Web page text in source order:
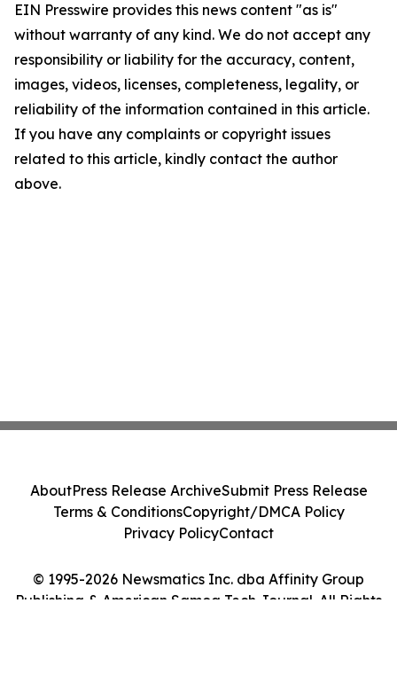
EIN Presswire provides this news content "as is"
without warranty of any kind. We do not accept any
responsibility or liability for the accuracy, content,
images, videos, licenses, completeness, legality, or
reliability of the information contained in this article.
If you have any complaints or copyright issues
related to this article, kindly contact the author
above.
© 1995-2026 Newsmatics Inc. dba Affinity Group
Publishing & American Samoa Tech Journal. All Rights
AboutPress Release ArchiveSubmit Press Release
Terms & ConditionsCopyright/DMCA Policy
Privacy PolicyContact